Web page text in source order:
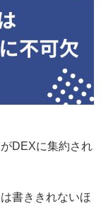
DEXに集約され
書ききれないほ